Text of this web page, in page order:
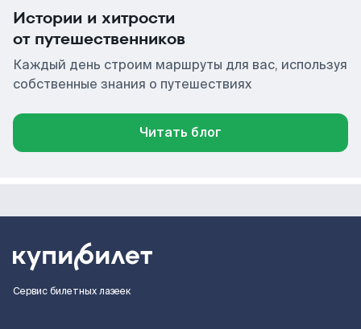
Истории и хитрости
от путешественников
Каждый день строим маршруты для вас, используя
собственные знания о путешествиях
Читать блог
Сервис билетных лазеек